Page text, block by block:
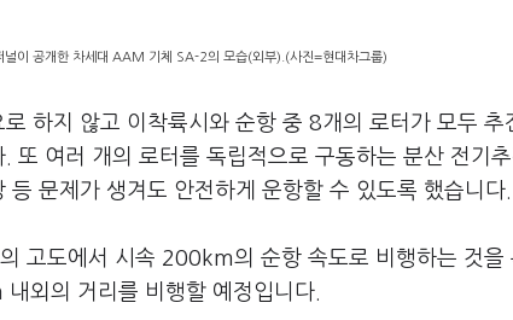
널이 공개한 차세대 AAM 기체 SA-2의 모습(외부).(사진=현대차그룹)
하지 않고 이착륙시와 순항 중 8개의 로터가 모두 추
또 여러 개의 로터를 독립적으로 구동하는 분산 전기
문제가 생겨도 안전하게 운항할 수 있도록 했습니다.
고도에서 시속 200km의 순항 속도로 비행하는 것을
외의 거리를 비행할 예정입니다.